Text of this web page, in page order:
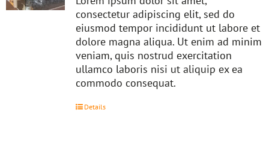
consectetur adipiscing elit, sed do
eiusmod tempor incididunt ut labore et
dolore magna aliqua. Ut enim ad minim
veniam, quis nostrud exercitation
ullamco laboris nisi ut aliquip ex ea
commodo consequat.
Details